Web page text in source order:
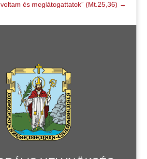
voltam és meglátogattatok” (Mt.25,36) →